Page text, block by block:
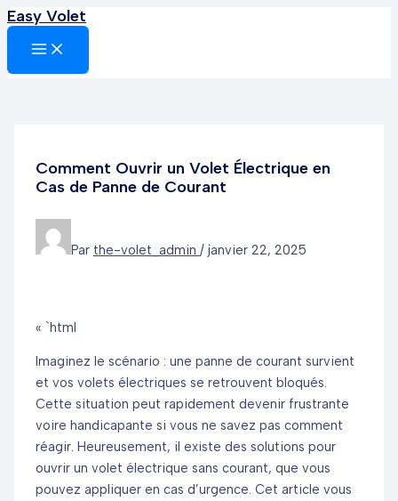
Aller
contenu
Easy Volet
MAIN
MENU
Comment Ouvrir un Volet Électrique en
Cas de Panne de Courant
Par the-volet_admin / janvier 22, 2025
« `html
Imaginez le scénario : une panne de courant survient
et vos volets électriques se retrouvent bloqués.
Cette situation peut rapidement devenir frustrante
voire handicapante si vous ne savez pas comment
réagir. Heureusement, il existe des solutions pour
ouvrir un volet électrique sans courant, que vous
pouvez appliquer en cas d’urgence. Cet article vous